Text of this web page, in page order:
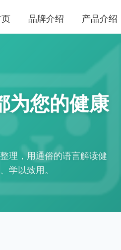
品牌介绍 产品介绍
为您的健康
理，用通俗的语言解读健
学以致用。